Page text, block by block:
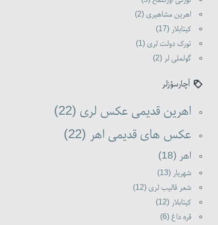
اهرین مشاهیری (2)
کیتابلار (17)
تورک دولت لری (1)
گولملی لر (2)
آچارسؤزلر
اهرین قدیمی عکس لری (22)
عکس های قدیمی اهر (22)
اهر (18)
شهریار (13)
شعر قالیب لری (12)
کیتابلار (12)
قره داغ (6)